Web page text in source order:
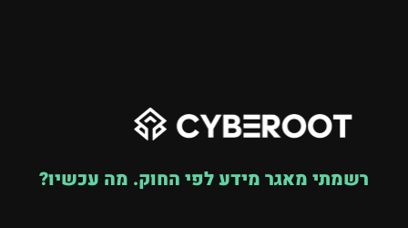
רשמתי מאגר מידע לפי החוק. מה עכשיו?